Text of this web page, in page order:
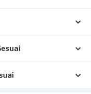
jasa
saja sesuai dengan
pesanan.
dari Sejasa sesuai